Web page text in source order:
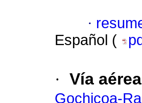
·
Español (
· Vía
Gochicoa-